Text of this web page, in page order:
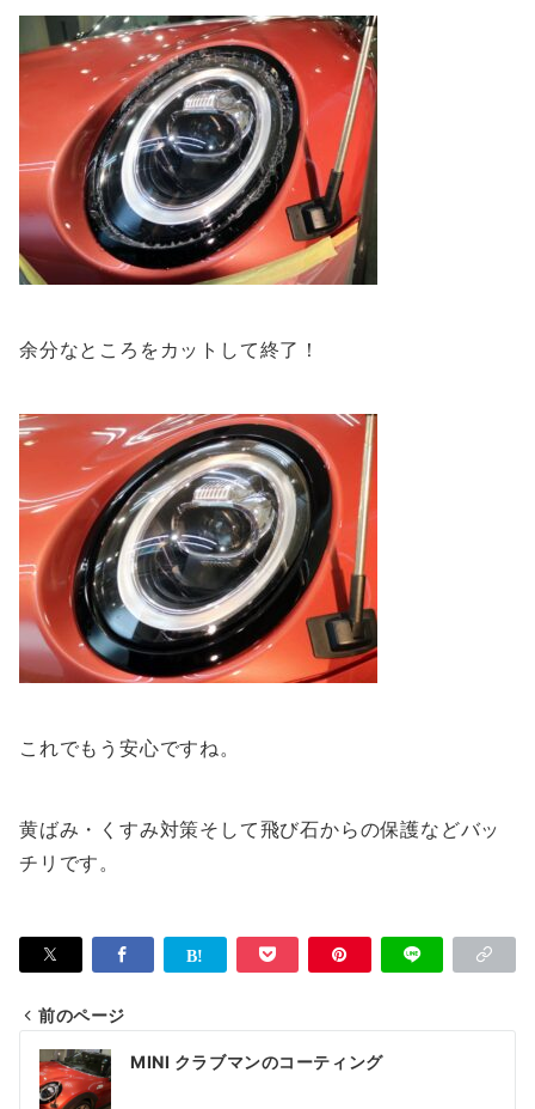
余分なところをカットして終了！
これでもう安心ですね。
黄ばみ・くすみ対策そして飛び石からの保護などバッ
チリです。
投
稿
前のページ
MINI クラブマンのコーティング